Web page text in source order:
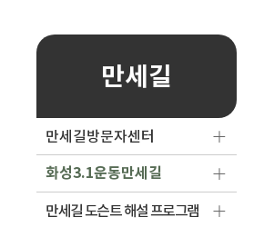
만세길
만세길방문자센터
화성3.1운동만세길
만세길 도슨트 해설 프로그램